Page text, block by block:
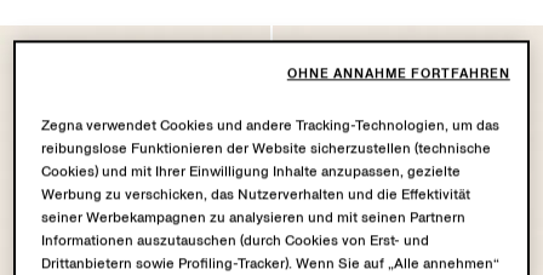
Zegna verwendet Cookies und andere Tracking-Technologien, um das
reibungslose Funktionieren der Website sicherzustellen (technische
Cookies) und mit Ihrer Einwilligung Inhalte anzupassen, gezielte
Werbung zu verschicken, das Nutzerverhalten und die Effektivität
seiner Werbekampagnen zu analysieren und mit seinen Partnern
Informationen auszutauschen (durch Cookies von Erst- und
Drittanbietern sowie Profiling-Tracker). Wenn Sie auf „Alle annehmen“
OHNE ANNAHME FORTFAHREN